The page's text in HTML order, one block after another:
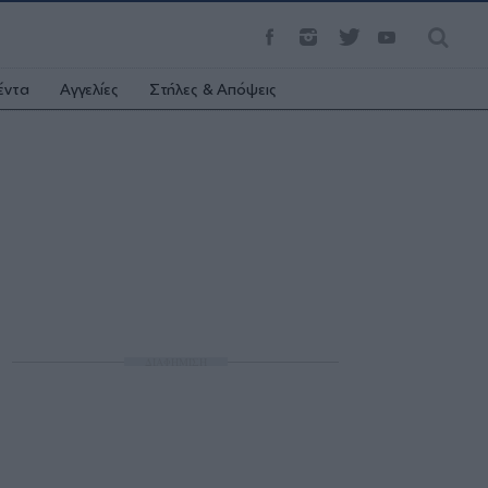
Αγγελίες Στήλες & Απόψεις